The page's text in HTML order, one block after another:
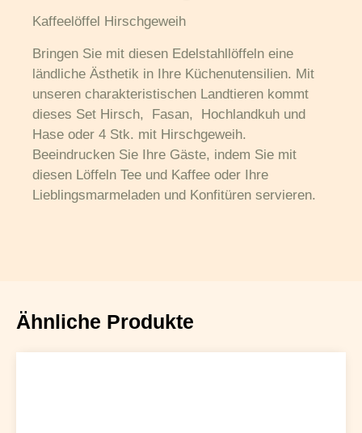
Kaffeelöffel Hirschgeweih
Bringen Sie mit diesen Edelstahllöffeln eine
ländliche Ästhetik in Ihre Küchenutensilien. Mit
unseren charakteristischen Landtieren kommt
dieses Set Hirsch, Fasan, Hochlandkuh und
Hase oder 4 Stk. mit Hirschgeweih.
Beeindrucken Sie Ihre Gäste, indem Sie mit
diesen Löffeln Tee und Kaffee oder Ihre
Lieblingsmarmeladen und Konfitüren servieren.
Ähnliche Produkte